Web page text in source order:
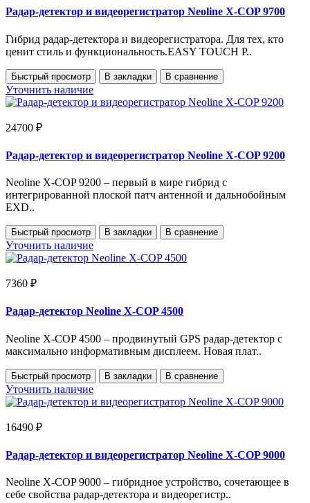
Радар-детектор и видеорегистратор Neoline X-COP 9700
Гибрид радар-детектора и видеорегистратора. Для тех, кто
ценит стиль и функциональность.EASY TOUCH P..
Быстрый просмотр В закладки В сравнение
Уточнить наличие
24700 ₽
Радар-детектор и видеорегистратор Neoline X-COP 9200
Neoline X-COP 9200 – первый в мире гибрид с
интегрированной плоской патч антенной и дальнобойным
EXD..
Быстрый просмотр В закладки В сравнение
Уточнить наличие
7360 ₽
Радар-детектор Neoline X-COP 4500
Neoline X-COP 4500 – продвинутый GPS радар-детектор с
максимально информативным дисплеем. Новая плат..
Быстрый просмотр В закладки В сравнение
Уточнить наличие
16490 ₽
Радар-детектор и видеорегистратор Neoline X-COP 9000
Neoline X-COP 9000 – гибридное устройство, сочетающее в
себе свойства радар-детектора и видеорегистр..